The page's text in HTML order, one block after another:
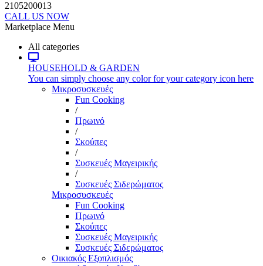
2105200013
CALL US NOW
Marketplace Menu
All categories
HOUSEHOLD & GARDEN
You can simply choose any color for your category icon here
Μικροσυσκευές
Fun Cooking
/
Πρωινό
/
Σκούπες
/
Συσκευές Μαγειρικής
/
Συσκευές Σιδερώματος
Μικροσυσκευές
Fun Cooking
Πρωινό
Σκούπες
Συσκευές Μαγειρικής
Συσκευές Σιδερώματος
Οικιακός Εξοπλισμός